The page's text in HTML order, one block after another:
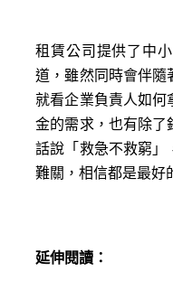
租賃公司提供了中
道，雖然同時會伴隨
就看企業負責人如何
金的需求，也有除了
話說「救急不救窮」
難關，相信都是最好
延伸閱讀：